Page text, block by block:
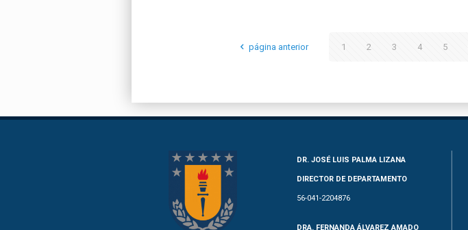
página anterior 1 2 3 4 5
DR. JOSÉ LUIS PALMA LIZANA
DIRECTOR DE DEPARTAMENTO
56-041-2204876
DRA. FERNANDA ÁLVAREZ AMADO